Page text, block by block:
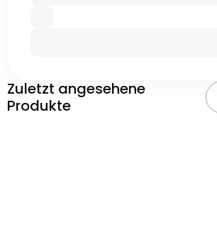
Zuletzt angesehene
Produkte